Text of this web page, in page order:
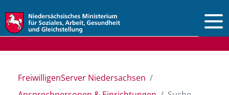
FreiwilligenServer Niedersachsen